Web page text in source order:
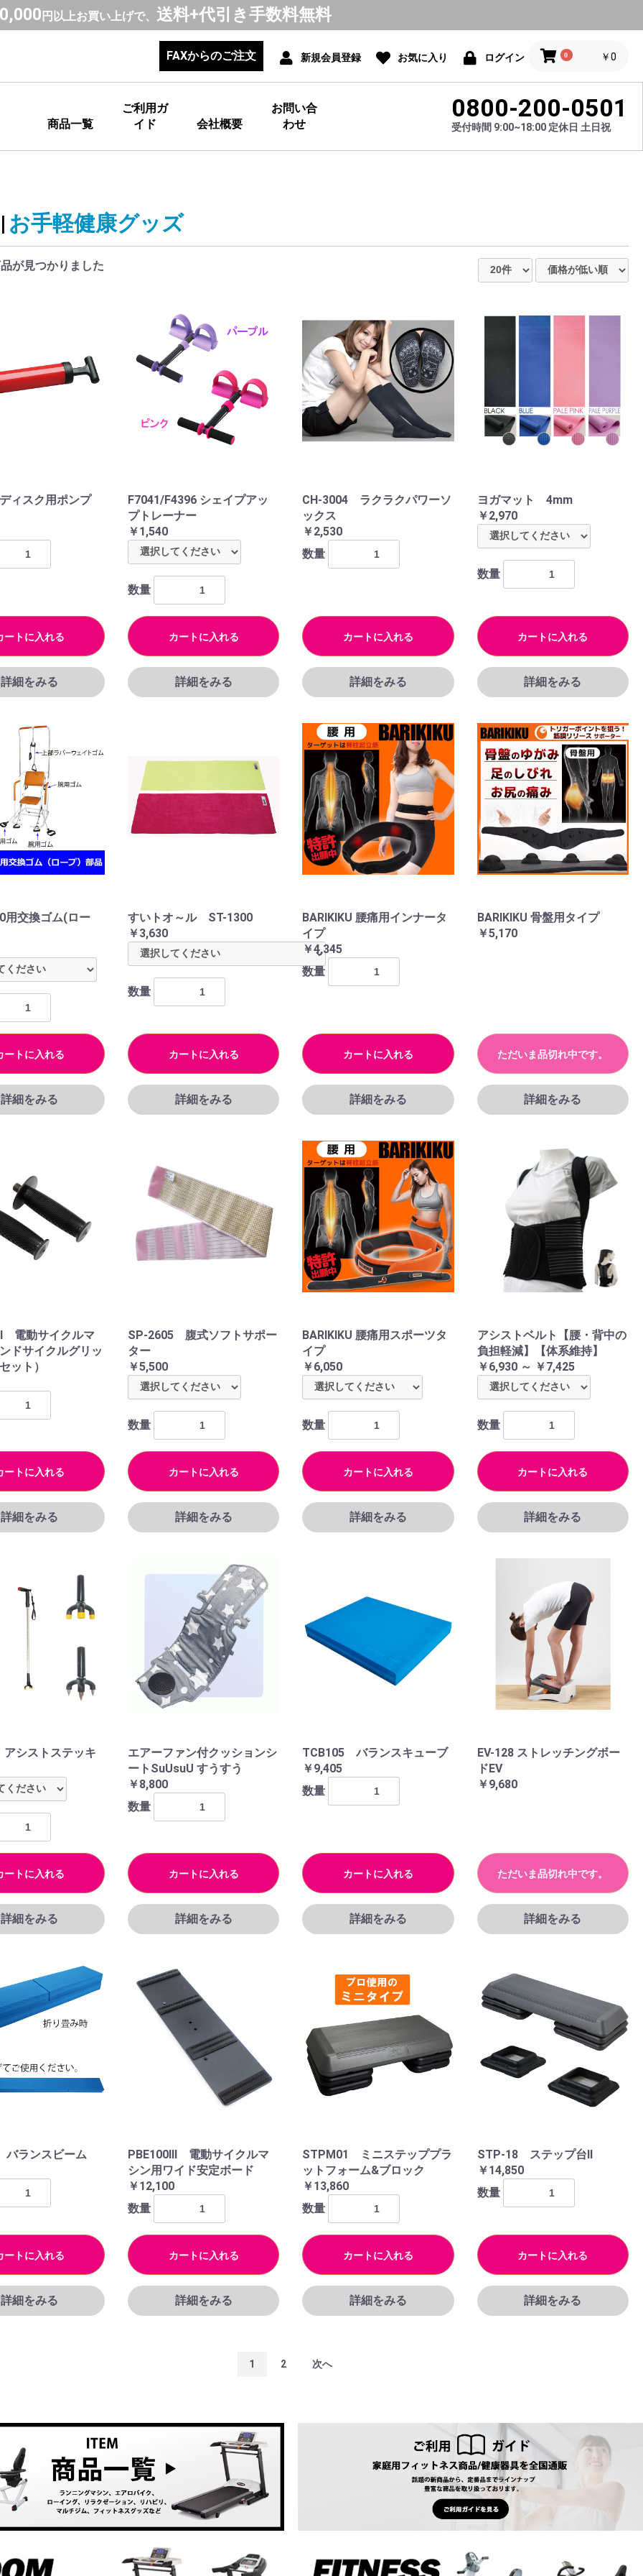
円以上お買い上げで、 送料+代引き手数料無料
FAXからのご注文 新規会員登録 お気に入り ログイン 0 ￥0
商品一覧
ご利用ガ
イド
会社概要
お問い合
わせ
0800-200-0501
受付時間 9:00~18:00 定休日 土日祝
| お手軽健康グッズ
が見つかりました
ィスク用ポンプ
ートに入れる
詳細をみる
F7041/F4396 シェイプアッ
プトレーナー
￥1,540
数量
カートに入れる
詳細をみる
CH-3004 ラクラクパワーソ
ックス
￥2,530
数量
カートに入れる
詳細をみる
ヨガマット 4mm
￥2,970
数量
カートに入れる
詳細をみる
用交換ゴム(ロー
ートに入れる
詳細をみる
すいトオ～ル ST-1300
￥3,630
数量
カートに入れる
詳細をみる
BARIKIKU 腰痛用インナータ
イプ
￥4,345
数量
カートに入れる
詳細をみる
BARIKIKU 骨盤用タイプ
￥5,170
ただいま品切れ中です。
詳細をみる
電動サイクルマ
ドサイクルグリッ
ット）
ートに入れる
詳細をみる
SP-2605 腹式ソフトサポー
ター
￥5,500
数量
カートに入れる
詳細をみる
BARIKIKU 腰痛用スポーツタ
イプ
￥6,050
数量
カートに入れる
詳細をみる
アシストベルト【腰・背中の
負担軽減】【体系維持】
￥6,930 ～ ￥7,425
数量
カートに入れる
詳細をみる
シストステッキ
ートに入れる
詳細をみる
エアーファン付クッションシ
ートSuUsuU すうすう
￥8,800
数量
カートに入れる
詳細をみる
TCB105 バランスキューブ
￥9,405
数量
カートに入れる
詳細をみる
EV-128 ストレッチングボー
ドEV
￥9,680
ただいま品切れ中です。
詳細をみる
ランスビーム
ートに入れる
詳細をみる
PBE100Ⅲ 電動サイクルマ
シン用ワイド安定ボード
￥12,100
数量
カートに入れる
詳細をみる
STPM01 ミニステッププラ
ットフォーム&ブロック
￥13,860
数量
カートに入れる
詳細をみる
STP-18 ステップ台Ⅱ
￥14,850
数量
カートに入れる
詳細をみる
1 2 次へ